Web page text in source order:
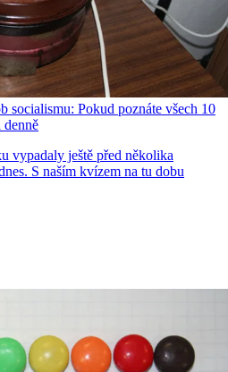
socialismu: Pokud poznáte všech 10
denně
vypadaly ještě před několika
S naším kvízem na tu dobu